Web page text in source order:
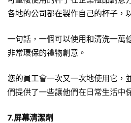
各地的公司都在製作自己的杯子，
一句話，一個可以使用和清洗一萬
非常環保的禮物創意。
您的員工會一次又一次地使用它，
們提供了一些讓他們在日常生活中
7.屏幕清潔劑